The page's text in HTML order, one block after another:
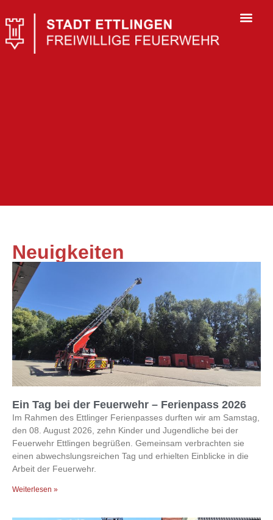
Neuigkeiten
Ein Tag bei der Feuerwehr – Ferienpass 2026
Im Rahmen des Ettlinger Ferienpasses durften wir am Samstag,
den 08. August 2026, zehn Kinder und Jugendliche bei der
Feuerwehr Ettlingen begrüßen. Gemeinsam verbrachten sie
einen abwechslungsreichen Tag und erhielten Einblicke in die
Arbeit der Feuerwehr.
Weiterlesen »